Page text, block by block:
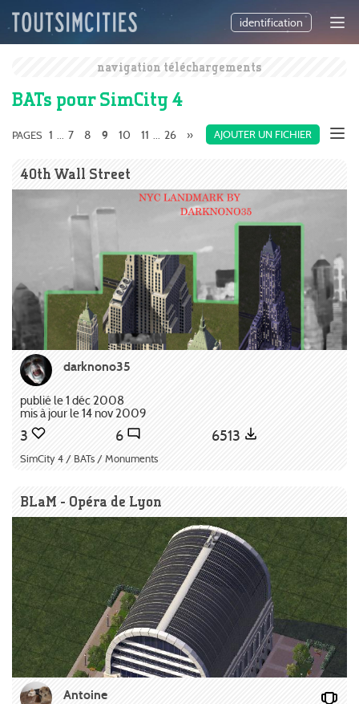
identification
navigation téléchargements
BATs pour SimCity 4
AJOUTER UN FICHIER
PAGES 1 ... 7 8 9 10 11 ... 26 »
40th Wall Street
darknono35
publié le 1 déc 2008
mis à jour le 14 nov 2009
3 6 6513
SimCity 4 / BATs / Monuments
BLaM - Opéra de Lyon
Antoine